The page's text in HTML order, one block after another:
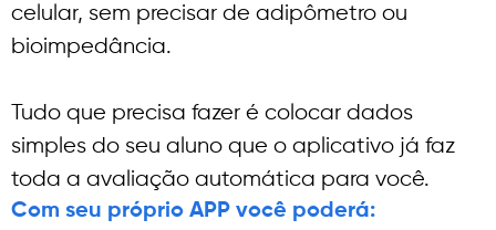
celular, sem precisar de adipômetro ou
bioimpedância.
Tudo que precisa fazer é colocar dados
simples do seu aluno que o aplicativo já faz
toda a avaliação automática para você.
Com seu próprio APP você poderá: